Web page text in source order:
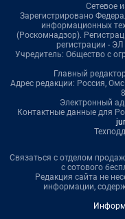
Сетевое
Зарегистрировано
информационных
(Роскомнадзор).
регистрации -
Учредитель: Общество с
Главный
Адрес редакции: Россия,
Электронный
Контактные данные для
Связаться с отделом
с сотового
Редакция сайта не
информации,